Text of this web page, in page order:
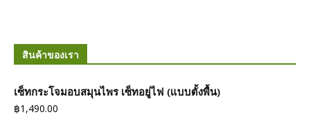
สินค้าของเรา
เซ็ทกระโจมอบสมุนไพร เซ็ทอยู่ไฟ (แบบตั้งพื้น)
฿1,490.00